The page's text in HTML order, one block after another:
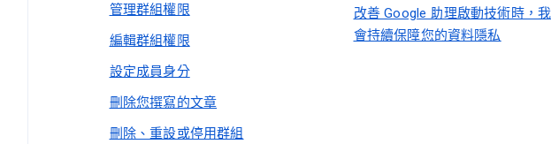
管理群組權限
編輯群組權限
設定成員身分
刪除您撰寫的文章
刪除、重設或停用群組
改善 Google 助理啟動技術時，
會持續保障您的資料隱私